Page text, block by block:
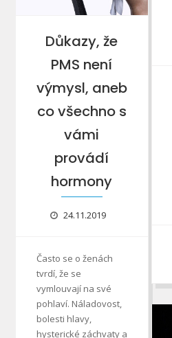
Důkazy, že
PMS není
výmysl, aneb
co všechno s
vámi
provádí
hormony
24.11.2019
Často se o ženách
tvrdí, že se
vymlouvají na své
pohlaví. Náladovost,
bolesti hlavy,
hysterické záchvaty a